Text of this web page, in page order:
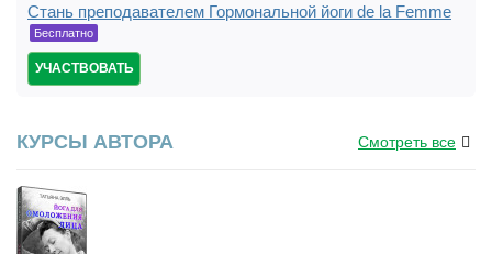
19:00
Стань преподавателем Гормональной йоги de la Femme
Бесплатно
УЧАСТВОВАТЬ
КУРСЫ АВТОРА Смотреть все